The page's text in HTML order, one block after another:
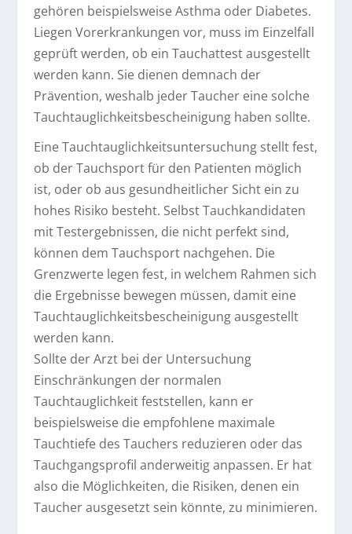
gehören beispielsweise Asthma oder Diabetes.
Liegen Vorerkrankungen vor, muss im Einzelfall
geprüft werden, ob ein Tauchattest ausgestellt
werden kann. Sie dienen demnach der
Prävention, weshalb jeder Taucher eine solche
Tauchtauglichkeitsbescheinigung haben sollte.
Eine Tauchtauglichkeitsuntersuchung stellt fest,
ob der Tauchsport für den Patienten möglich
ist, oder ob aus gesundheitlicher Sicht ein zu
hohes Risiko besteht. Selbst Tauchkandidaten
mit Testergebnissen, die nicht perfekt sind,
können dem Tauchsport nachgehen. Die
Grenzwerte legen fest, in welchem Rahmen sich
die Ergebnisse bewegen müssen, damit eine
Tauchtauglichkeitsbescheinigung ausgestellt
werden kann.
Sollte der Arzt bei der Untersuchung
Einschränkungen der normalen
Tauchtauglichkeit feststellen, kann er
beispielsweise die empfohlene maximale
Tauchtiefe des Tauchers reduzieren oder das
Tauchgangsprofil anderweitig anpassen. Er hat
also die Möglichkeiten, die Risiken, denen ein
Taucher ausgesetzt sein könnte, zu minimieren.